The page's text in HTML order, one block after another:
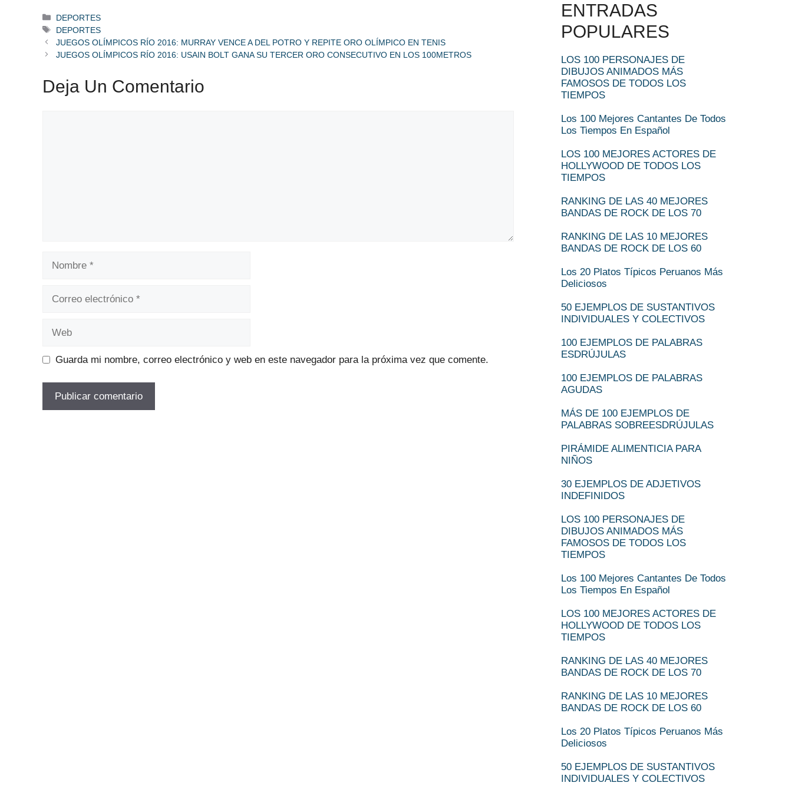
Categorías
DEPORTES
Etiquetas
DEPORTES
JUEGOS OLÍMPICOS RÍO 2016: MURRAY VENCE A DEL POTRO Y REPITE ORO OLÍMPICO EN TENIS
JUEGOS OLÍMPICOS RÍO 2016: USAIN BOLT GANA SU TERCER ORO CONSECUTIVO EN LOS 100METROS
Deja Un Comentario
Guarda mi nombre, correo electrónico y web en este navegador para la próxima vez que comente.
ENTRADAS
POPULARES
LOS 100 PERSONAJES DE
DIBUJOS ANIMADOS MÁS
FAMOSOS DE TODOS LOS
TIEMPOS
Los 100 Mejores Cantantes De Todos
Los Tiempos En Español
LOS 100 MEJORES ACTORES DE
HOLLYWOOD DE TODOS LOS
TIEMPOS
RANKING DE LAS 40 MEJORES
BANDAS DE ROCK DE LOS 70
RANKING DE LAS 10 MEJORES
BANDAS DE ROCK DE LOS 60
Los 20 Platos Típicos Peruanos Más
Deliciosos
50 EJEMPLOS DE SUSTANTIVOS
INDIVIDUALES Y COLECTIVOS
100 EJEMPLOS DE PALABRAS
ESDRÚJULAS
100 EJEMPLOS DE PALABRAS
AGUDAS
MÁS DE 100 EJEMPLOS DE
PALABRAS SOBREESDRÚJULAS
PIRÁMIDE ALIMENTICIA PARA
NIÑOS
30 EJEMPLOS DE ADJETIVOS
INDEFINIDOS
LOS 100 PERSONAJES DE
DIBUJOS ANIMADOS MÁS
FAMOSOS DE TODOS LOS
TIEMPOS
Los 100 Mejores Cantantes De Todos
Los Tiempos En Español
LOS 100 MEJORES ACTORES DE
HOLLYWOOD DE TODOS LOS
TIEMPOS
RANKING DE LAS 40 MEJORES
BANDAS DE ROCK DE LOS 70
RANKING DE LAS 10 MEJORES
BANDAS DE ROCK DE LOS 60
Los 20 Platos Típicos Peruanos Más
Deliciosos
50 EJEMPLOS DE SUSTANTIVOS
INDIVIDUALES Y COLECTIVOS